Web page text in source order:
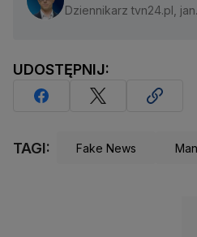
Dziennikarz tvn24.pl,
UDOSTĘPNIJ:
TAGI: Fake News